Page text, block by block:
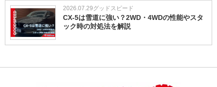
2026.07.29グッドスピード
CX-5は雪道に強い？2WD・4WDの性能やスタ
ック時の対処法を解説